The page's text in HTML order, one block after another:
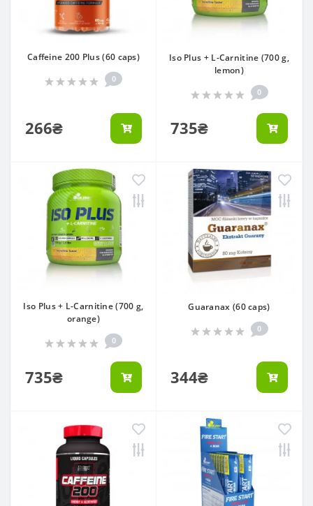
Caffeine 200 Plus (60 caps)
0
266₴
Iso Plus + L-Carnitine (700 g,
lemon)
0
735₴
Iso Plus + L-Carnitine (700 g,
orange)
0
735₴
Guaranax (60 caps)
0
344₴